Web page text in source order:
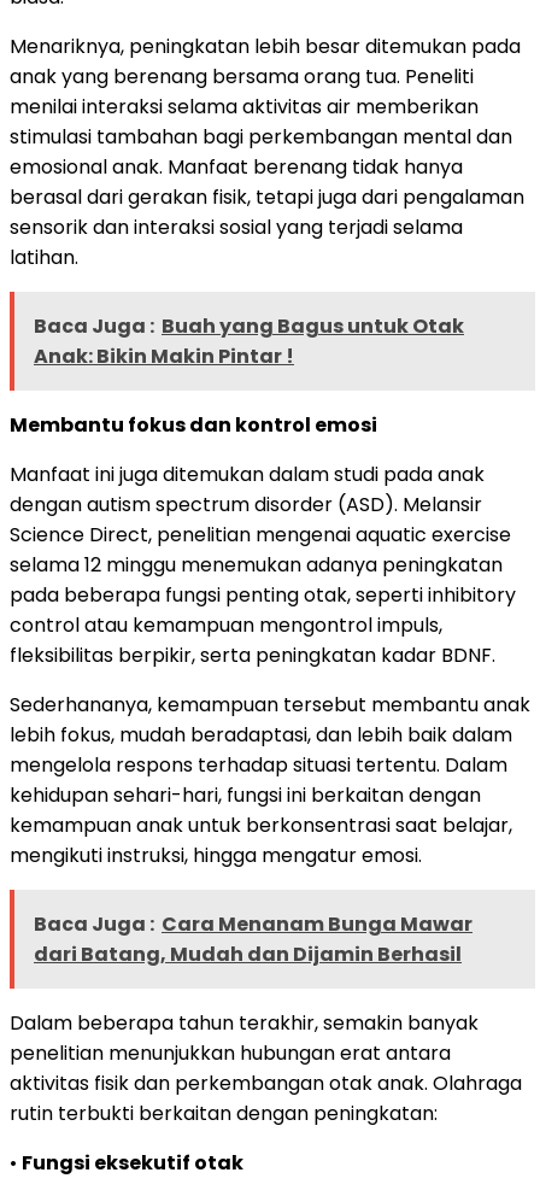
Menariknya, peningkatan lebih besar ditemukan pada
anak yang berenang bersama orang tua. Peneliti
menilai interaksi selama aktivitas air memberikan
stimulasi tambahan bagi perkembangan mental dan
emosional anak. Manfaat berenang tidak hanya
berasal dari gerakan fisik, tetapi juga dari pengalaman
sensorik dan interaksi sosial yang terjadi selama
latihan.
Baca Juga : Buah yang Bagus untuk Otak
Anak: Bikin Makin Pintar !
Membantu fokus dan kontrol emosi
Manfaat ini juga ditemukan dalam studi pada anak
dengan autism spectrum disorder (ASD). Melansir
Science Direct, penelitian mengenai aquatic exercise
selama 12 minggu menemukan adanya peningkatan
pada beberapa fungsi penting otak, seperti inhibitory
control atau kemampuan mengontrol impuls,
fleksibilitas berpikir, serta peningkatan kadar BDNF.
Sederhananya, kemampuan tersebut membantu anak
lebih fokus, mudah beradaptasi, dan lebih baik dalam
mengelola respons terhadap situasi tertentu. Dalam
kehidupan sehari-hari, fungsi ini berkaitan dengan
kemampuan anak untuk berkonsentrasi saat belajar,
mengikuti instruksi, hingga mengatur emosi.
Baca Juga : Cara Menanam Bunga Mawar
dari Batang, Mudah dan Dijamin Berhasil
Dalam beberapa tahun terakhir, semakin banyak
penelitian menunjukkan hubungan erat antara
aktivitas fisik dan perkembangan otak anak. Olahraga
rutin terbukti berkaitan dengan peningkatan:
• Fungsi eksekutif otak